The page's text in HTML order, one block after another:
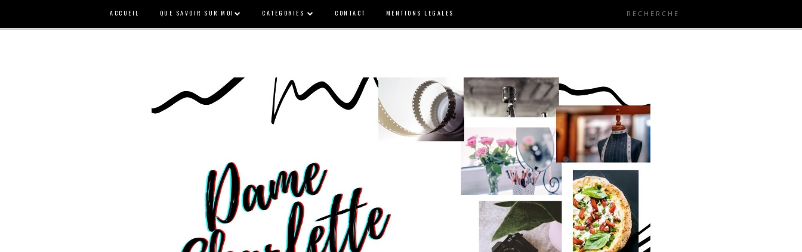
ACCUEIL QUE SAVOIR SUR MOI CATEGORIES CONTACT MENTIONS LEGALES